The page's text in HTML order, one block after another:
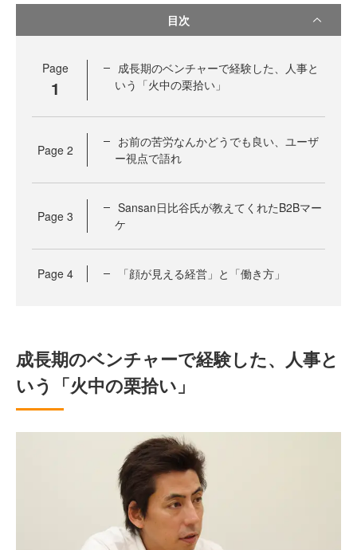
目次
Page
1
成長期のベンチャーで経験した、人事と
いう「火中の栗拾い」
Page 2
お前の苦労なんかどうでも良い、ユーザ
ー視点で語れ
Page 3
Sansan日比谷氏が教えてくれたB2Bマー
ケ
Page 4 「顔が見える経営」と「働き方」
成長期のベンチャーで経験した、人事と
いう「火中の栗拾い」